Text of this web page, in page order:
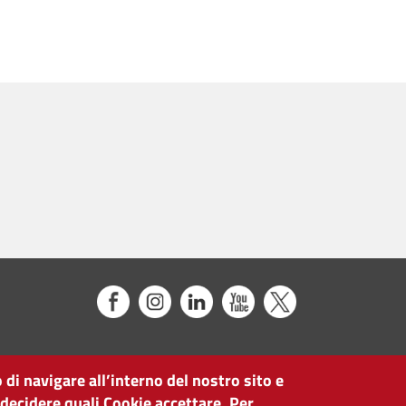
navigare all’interno del nostro sito e